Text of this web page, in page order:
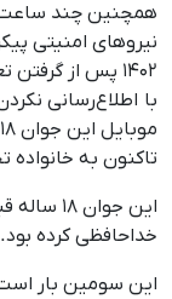
همچنین چند
۱۴۰۲ پس از
با اطلاع‌رسانی
تاکنون به
این
خداحافظی کرده بود.
این سومین بار